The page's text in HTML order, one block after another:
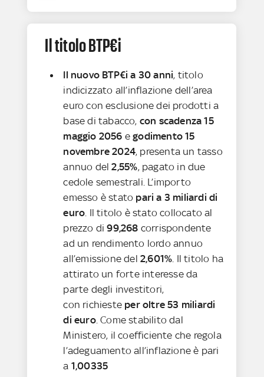
Il titolo BTP€i
Il nuovo BTP€i a 30 anni, titolo
indicizzato all’inflazione dell’area
euro con esclusione dei prodotti a
base di tabacco, con scadenza 15
maggio 2056 egodimento 15
novembre 2024, presenta un tasso
annuo del 2,55%, pagato in due
cedole semestrali. L’importo
emesso è stato pari a 3 miliardi di
euro . Il titolo è stato collocato al
prezzo di99,268 corrispondente
ad un rendimento lordo annuo
all’emissione del2,601% . Il titolo ha
attirato un forte interesse da
parte degli investitori,
con richieste per oltre 53 miliardi
di euro. Come stabilito dal
Ministero, il coefficiente che regola
l’adeguamento all’inflazione è pari
a 1,00335